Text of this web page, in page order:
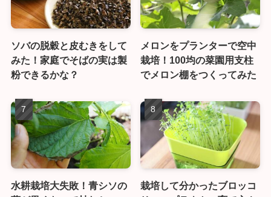
ソバの脱穀と皮むきをして
みた！家庭でそばの実は製
粉できるかな？
メロンをプランターで空中
栽培！100均の菜園用支柱
でメロン棚をつくってみた
水耕栽培大失敗！青シソの
栽培して分かったブロッコ